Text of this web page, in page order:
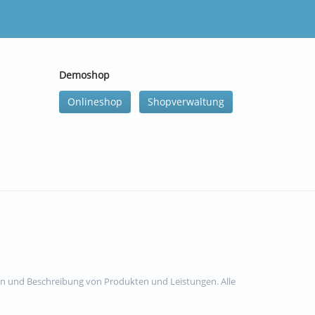
Demoshop
Onlineshop
Shopverwaltung
und Beschreibung von Produkten und Leistungen. Alle